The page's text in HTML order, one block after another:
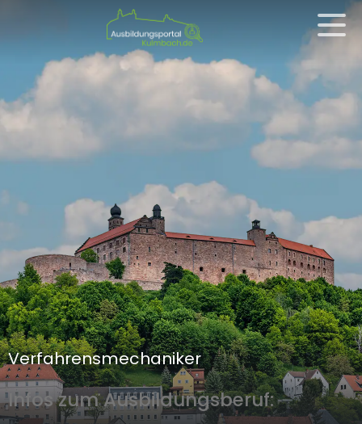
Verfahrensmechaniker
Infos zum Ausbildungsberuf: